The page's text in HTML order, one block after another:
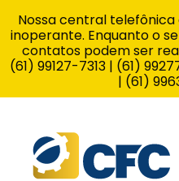
Nossa central
inoperante. Enquanto o
contatos podem ser
(61) 99127-7313 | (61)
| (61)